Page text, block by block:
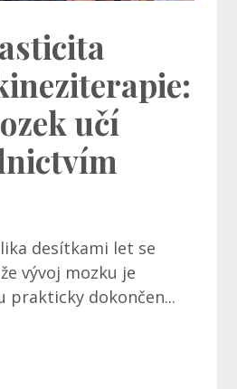
učí
desítkami let se
vývoj mozku je
prakticky dokončen...